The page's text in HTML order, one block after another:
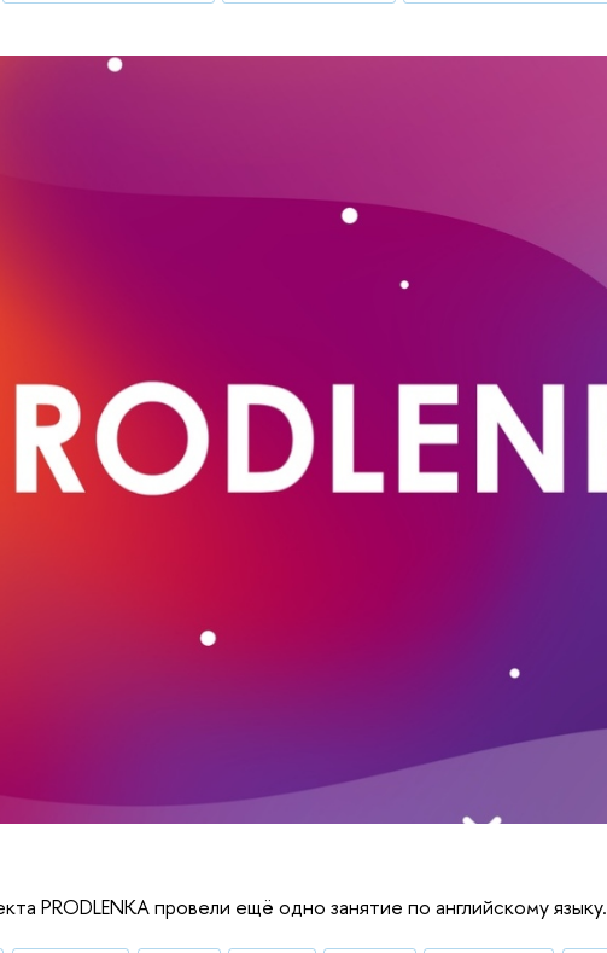
PRODLENKA провели ещё одно занятие по английскому языку.